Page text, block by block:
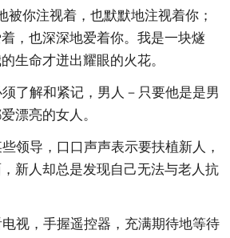
被你注视着，也默默地注视着你；
，也深深地爱着你。我是一块燧
生命才迸出耀眼的火花。
了解和紧记，男人－只要他是是男
漂亮的女人。
领导，口口声声表示要扶植新人，
新人却总是发现自己无法与老人抗
视，手握遥控器，充满期待地等待